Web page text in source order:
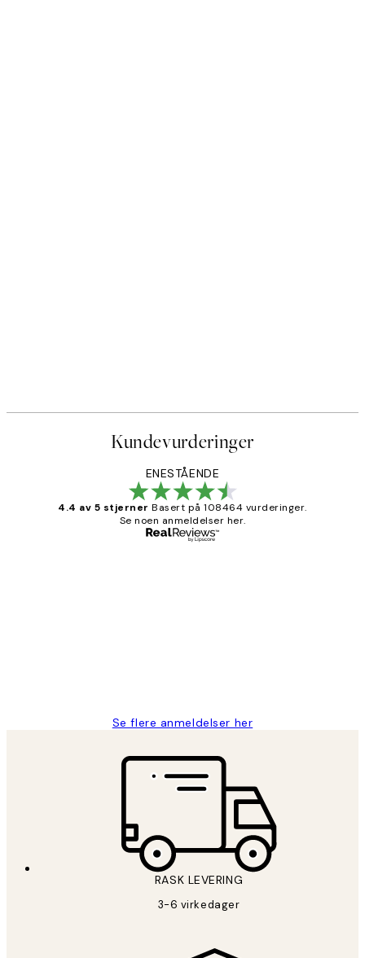
Kundevurderinger
ENESTÅENDE
4.4 av 5 stjerner Basert på 108464 vurderinger.
Se noen anmeldelser her.
Se flere anmeldelser her
RASK LEVERING
3-6 virkedager